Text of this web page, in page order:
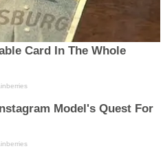
Card In The Whole
Model's Quest For